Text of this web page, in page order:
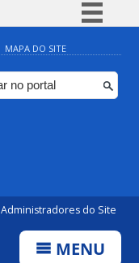
Simplifique!
Comunica BR
Participe
MAPA DO SITE
Administradores do Site
MENU